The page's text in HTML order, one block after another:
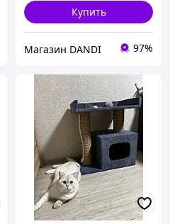
Купить
Магазин DANDI 97%